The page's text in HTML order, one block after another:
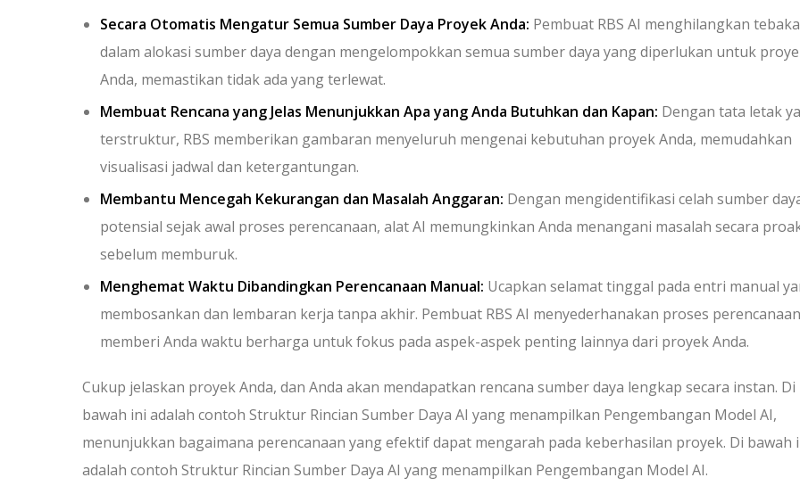
Secara Otomatis Mengatur Semua Sumber Daya Proyek Anda: Pembuat RBS AI menghilangkan
dalam alokasi sumber daya dengan mengelompokkan semua sumber daya yang diperlukan untuk
Anda, memastikan tidak ada yang terlewat.
Membuat Rencana yang Jelas Menunjukkan Apa yang Anda Butuhkan dan Kapan: Dengan tata letak
terstruktur, RBS memberikan gambaran menyeluruh mengenai kebutuhan proyek Anda, memudahkan
visualisasi jadwal dan ketergantungan.
Membantu Mencegah Kekurangan dan Masalah Anggaran: Dengan mengidentifikasi celah sumber
potensial sejak awal proses perencanaan, alat AI memungkinkan Anda menangani masalah secara
sebelum memburuk.
Menghemat Waktu Dibandingkan Perencanaan Manual: Ucapkan selamat tinggal pada entri manual
membosankan dan lembaran kerja tanpa akhir. Pembuat RBS AI menyederhanakan proses
memberi Anda waktu berharga untuk fokus pada aspek-aspek penting lainnya dari proyek Anda.
Cukup jelaskan proyek Anda, dan Anda akan mendapatkan rencana sumber daya lengkap secara instan. Di
bawah ini adalah contoh Struktur Rincian Sumber Daya AI yang menampilkan Pengembangan Model AI,
menunjukkan bagaimana perencanaan yang efektif dapat mengarah pada keberhasilan proyek. Di bawah
adalah contoh Struktur Rincian Sumber Daya AI yang menampilkan Pengembangan Model AI.